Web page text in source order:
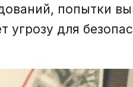
попытки
угрозу для